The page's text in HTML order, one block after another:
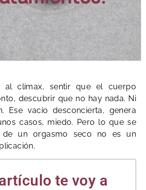
al clímax, sentir que el cuerpo
descubrir que no hay nada. Ni
Ese vacío desconcierta, genera
casos, miedo. Pero lo que se
de un orgasmo seco no es un
te voy a